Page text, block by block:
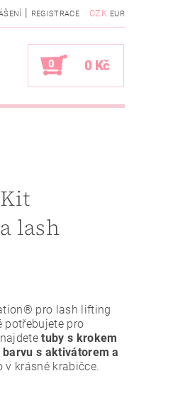
CZK EUR
| REGISTRACE
0 0 Kč
lash
pro lash lifting
potřebujete pro
tuby s krokem
s aktivátorem a
v krásné krabičce.